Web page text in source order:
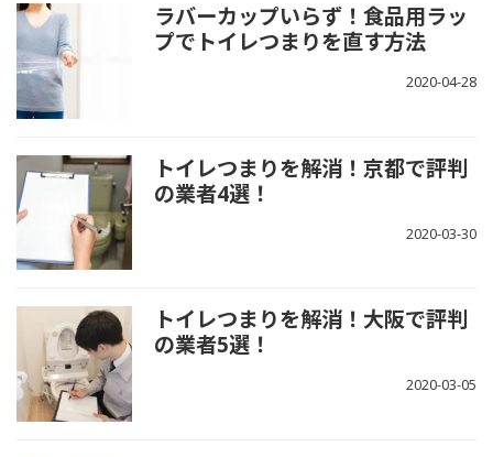
ラバーカップいらず！食品用ラッ
プでトイレつまりを直す方法
2020-04-28
トイレつまりを解消！京都で評判
の業者4選！
2020-03-30
トイレつまりを解消！大阪で評判
の業者5選！
2020-03-05